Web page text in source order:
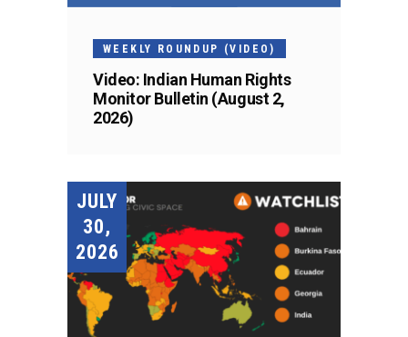
WEEKLY ROUNDUP (VIDEO)
Video: Indian Human Rights
Monitor Bulletin (August 2,
2026)
JULY
30,
2026